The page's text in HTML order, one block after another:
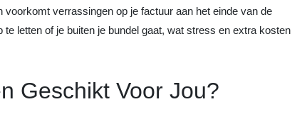
verrassingen op je factuur aan het einde van de
letten of je buiten je bundel gaat, wat stress en extra kosten
Geschikt Voor Jou?